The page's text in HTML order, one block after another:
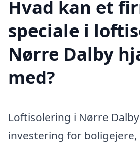
Hvad kan et
speciale i
Nørre Dalby
med?
Loftisolering i Nørre
investering for